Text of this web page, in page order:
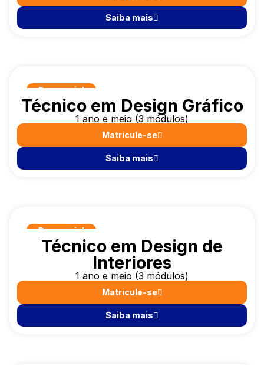
Saiba mais
Presencial
Técnico em Design Gráfico
1 ano e meio (3 módulos)
Matricule-se
Saiba mais
Presencial
Técnico em Design de
Interiores
1 ano e meio (3 módulos)
Matricule-se
Saiba mais